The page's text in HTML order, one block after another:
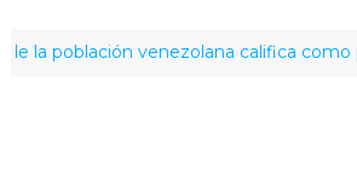
población venezolana califica como